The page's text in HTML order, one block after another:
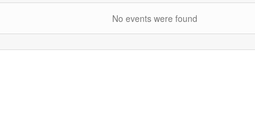
No events were found